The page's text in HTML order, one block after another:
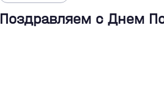
Поздравляем с Днем